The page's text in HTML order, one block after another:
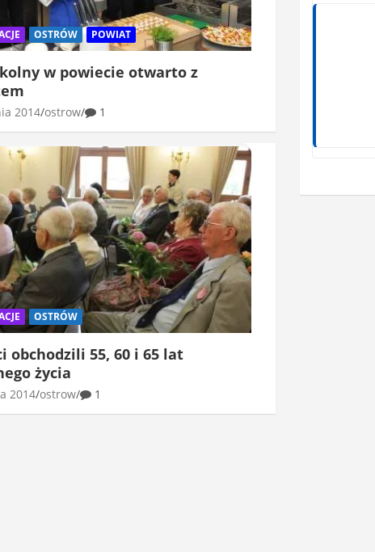
OSTRÓW POWIAT
w powiecie otwarto z
2014 ostrow 1
OSTRÓW
obchodzili 55, 60 i 65 lat
życia
2014 ostrow 1